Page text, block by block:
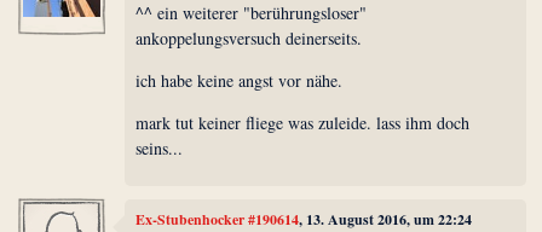
^^ ein weiterer "berührungsloser"
ankoppelungsversuch deinerseits.
ich habe keine angst vor nähe.
mark tut keiner fliege was zuleide. lass ihm doch
seins...
Ex-Stubenhocker #190614, 13. August 2016, um 22:24